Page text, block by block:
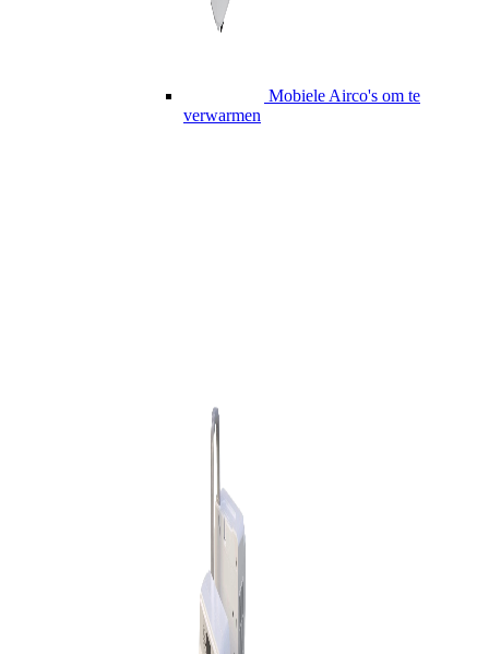
Mobiele Airco's om te
verwarmen